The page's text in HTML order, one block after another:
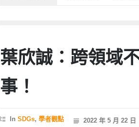
葉欣誠：跨領域
事！
In SDGs, 學者觀點 2022 年 5 月 22 日